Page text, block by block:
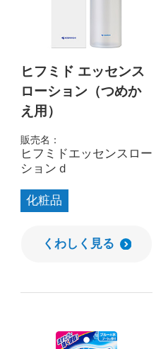
ヒフミド エッセンス
ローション（つめか
え用）
販売名：
ヒフミドエッセンスロー
ションｄ
化粧品
くわしく見る